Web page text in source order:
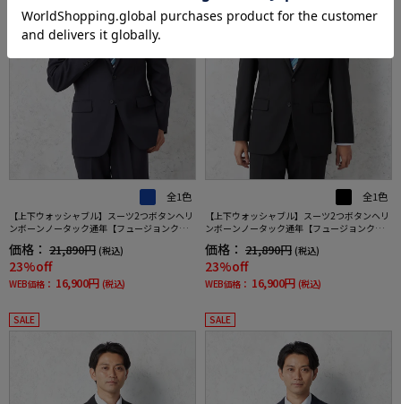
全1色
【上下ウォッシャブル】スーツ2つボタンヘリ
ンボーンノータック通年【フュージョンクラ
価格： 21,890円 (税込)
23%off
WEB価格： 16,900円 (税込)
全1色
【上下ウォッシャブル】スーツ2つボタンヘリ
ンボーンノータック通年【フュージョンクラ
価格： 21,890円 (税込)
23%off
WEB価格： 16,900円 (税込)
SALE SALE